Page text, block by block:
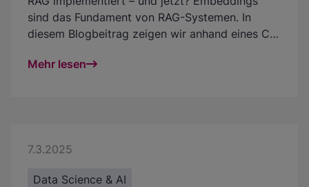
sind das Fundament von RAG-Systemen. In
diesem Blogbeitrag zeigen wir anhand eines CV-
von Text-Embeddings die Vektorsuche
Mehr lesen
7.3.2025
Data Science & AI